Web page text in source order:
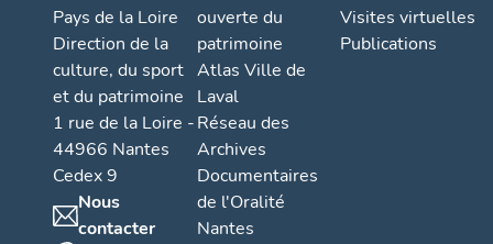
Pays de la Loire
Direction de la
culture, du sport
et du patrimoine
1 rue de la Loire -
44966 Nantes
Cedex 9
Nous
contacter
ouverte du
patrimoine
Atlas Ville de
Laval
Réseau des
Archives
Documentaires
de l'Oralité
Nantes
Visites virtuelles
Publications